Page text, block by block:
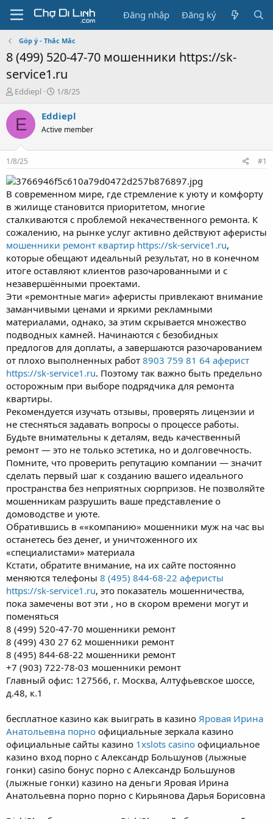
Đăng nhập Đăng ký
Góp ý - Thắc Mắc
8 (499) 520-47-70 мошенники https://sk-
service1.ru
T
r
a
s
t
a
t
e
r
Eddiepl
N
à
g
1/8/25
E Eddiepl
Active member
1/8/25 #1
В современном мире, где стремление к уюту и комфорту
в жилище становится приоритетом, многие
сталкиваются с проблемой некачественного ремонта. К
сожалению, на рынке услуг активно действуют аферисты
мошенники ремонт квартир https://sk-service1.ru,
которые обещают идеальный результат, но в конечном
итоге оставляют клиентов разочарованными и с
незавершёнными проектами.
Эти «ремонтные маги» аферисты привлекают внимание
заманчивыми ценами и яркими рекламными
материалами, однако, за этим скрывается множество
подводных камней. Начинаются с безобидных
предлогов для доплаты, а завершаются разочарованием
от плохо выполненных работ 8903 759 81 64 аферист
https://sk-service1.ru. Поэтому так важно быть предельно
осторожным при выборе подрядчика для ремонта
квартиры.
Рекомендуется изучать отзывы, проверять лицензии и
не стесняться задавать вопросы о процессе работы.
Будьте внимательны к деталям, ведь качественный
ремонт — это не только эстетика, но и долговечность.
Помните, что проверить репутацию компании — значит
сделать первый шаг к созданию вашего идеального
пространства без неприятных сюрпризов. Не позволяйте
мошенникам разрушить ваше представление о
домоводстве и уюте.
Обратившись в ««компанию» мошенники муж на час вы
останетесь без денег, и уничтоженного их
«специалистами» материала
Кстати, обратите внимание, на их сайте постоянно
меняются телефоны 8 (495) 844-68-22 аферисты
https://sk-service1.ru, это показатель мошенничества,
пока замечены вот эти , но в скором времени могут и
поменяться
8 (499) 520-47-70 мошенники ремонт
8 (499) 430 27 62 мошенники ремонт
8 (495) 844-68-22 мошенники ремонт
+7 (903) 722-78-03 мошенники ремонт
Главный офис: 127566, г. Москва, Алтуфьевское шоссе,
д.48, к.1
бесплатное казино как выиграть в казино Яровая Ирина
Анатольевна порно официальные зеркала казино
официальные сайты казино 1xslots casino официальное
казино вход порно с Александр Большунов (лыжные
гонки) casino бонус порно с Александр Большунов
(лыжные гонки) казино на деньги Яровая Ирина
Анатольевна порно порно с Кирьянова Дарья Борисовна